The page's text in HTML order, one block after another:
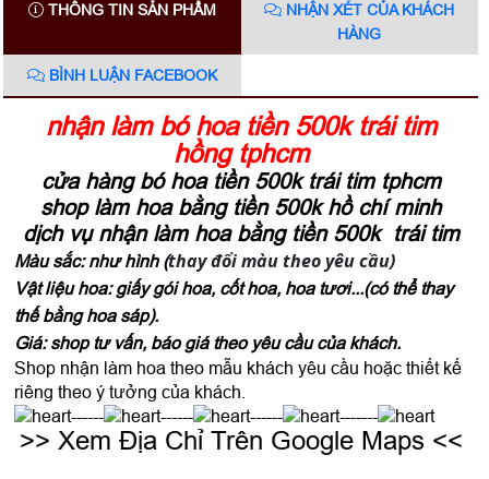
THÔNG TIN SẢN PHẨM
NHẬN XÉT CỦA KHÁCH
HÀNG
BÌNH LUẬN FACEBOOK
nhận làm bó hoa tiền 500k trái tim
hồng tphcm
cửa hàng bó hoa tiền 500k trái tim tphcm
shop làm hoa bằng tiền 500k hồ chí minh
dịch vụ nhận làm hoa bằng tiền 500k trái tim
Màu sắc: như hình (thay đổi màu theo yêu cầu)
Vật liệu hoa: giấy gói hoa, cốt hoa, hoa tươi...(có thể thay
thế bằng hoa sáp).
Giá: shop tư vấn, báo giá theo yêu cầu của khách.
Shop nhận làm hoa theo mẫu khách yêu cầu hoặc thiết kế
riêng theo ý tưởng của khách.
------
------ ------ -------
>> Xem Địa Chỉ Trên Google Maps <<